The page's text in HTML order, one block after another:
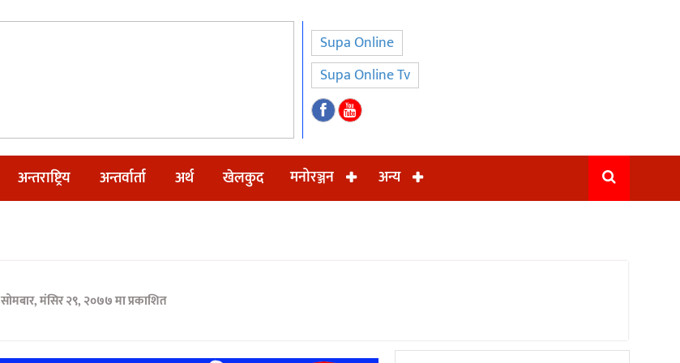
Supa Online
Supa Online Tv
अन्तराष्ट्रिय अन्तर्वार्ता अर्थ खेलकुद मनोरञ्जन अन्य
सोमबार, मंसिर २९, २०७७ मा प्रकाशित